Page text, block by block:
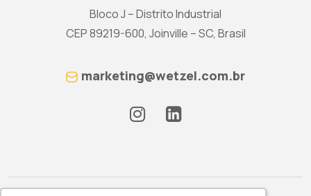
Bloco J – Distrito Industrial
CEP 89219-600, Joinville – SC, Brasil
marketing@wetzel.com.br